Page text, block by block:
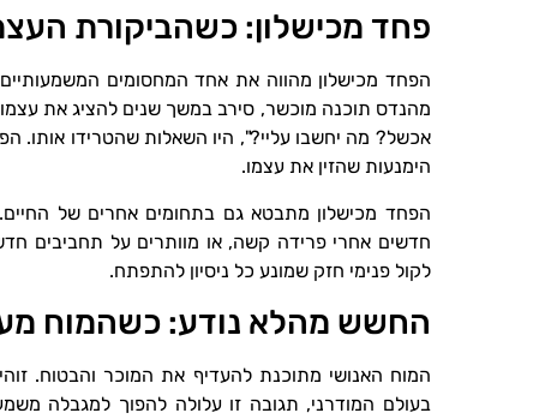
פחד מכישלון: כשהביקורת
הפחד מכישלון מהווה את אחד המחסומים
מהנדס תוכנה מוכשר, סירב במשך שנים להציג את
אכשל? מה יחשבו עליי?", היו השאלות שהטרידו אותו.
הימנעות שהזין את עצמו.
הפחד מכישלון מתבטא גם בתחומים אחרים של
חדשים אחרי פרידה קשה, או מוותרים על תחביבים
לקול פנימי חזק שמונע כל ניסיון להתפתח.
החשש מהלא נודע: כשהמוח
המוח האנושי מתוכנת להעדיף את המוכר והבטוח.
בעולם המודרני, תגובה זו עלולה להפוך למגבלה